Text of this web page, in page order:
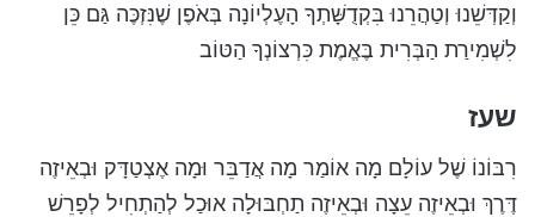
וְקַדְּשֵׁנוּ וְטַהֲרֵנוּ בִּקְדֻשָּׁתְךָ הָעֶלְיוֹנָה בְּאֹפֶן שֶׁנִּזְכֶּה גַּם כֵּן
לִשְׁמִירַת הַבְּרִית בֶּאֱמֶת כִּרְצוֹנְךָ הַטּוֹב
שעז
רִבּוֹנוֹ שֶׁל עוֹלָם מָה אוֹמַר מָה אֲדַבֵּר וּמָה אֶצְטַדָּק וּבְאֵיזֶה
דֶּרֶךְ וּבְאֵיזֶה עֵצָה וּבְאֵיזֶה תַחְבּוּלָה אוּכַל לְהַתְחִיל לְפָרֵשׁ